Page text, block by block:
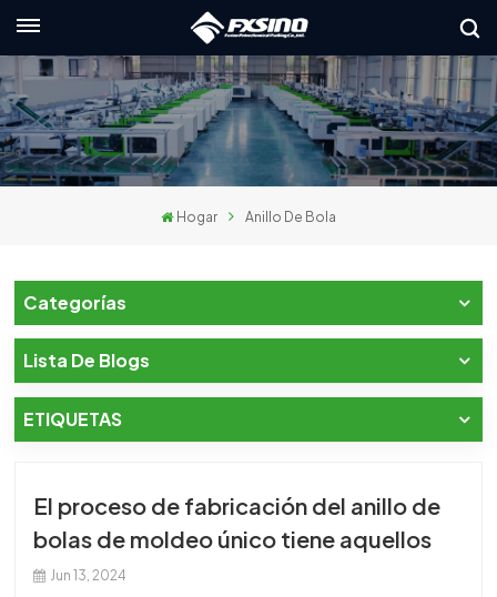
국의
Hogar Anillo De Bola
Categorías
Lista De Blogs
ETIQUETAS
El proceso de fabricación del anillo de
bolas de moldeo único tiene aquellos
Jun 13, 2024